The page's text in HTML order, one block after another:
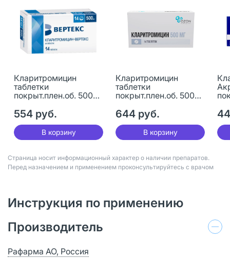
Кларитромицин
таблетки
покрыт.плен.об. 500
554 руб.
В корзину
Кларитромицин
таблетки
покрыт.плен.об. 500
644 руб.
В корзину
Страница носит информационный характер о наличии препаратов.
Перед назначением и применением проконсультируйтесь с врачом
Инструкция по применению
Производитель
Рафарма АО, Россия